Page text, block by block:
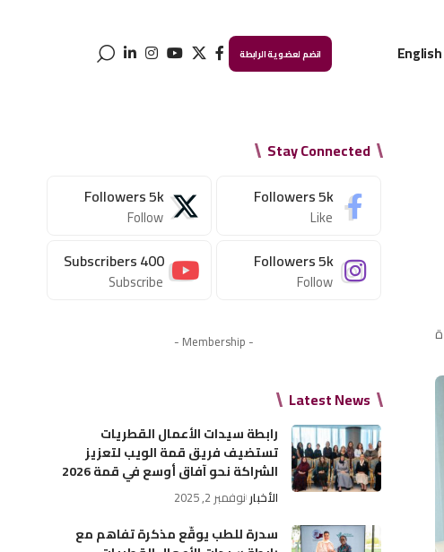
English انضم لعضوية الرابطة
Stay Connected
5k
Followers
Like
5k
Followers
Follow
5k
Followers
Follow
400
Subscribers
Subscribe
- Membership -
Latest News
رابطة سيدات الأعمال القطريات
تستضيف فريق قمة الويب لتعزيز
الشراكة نحو آفاق أوسع في قمة 2026
الأخبار نوفمبر 2, 2025
سدرة للطب يوقّع مذكرة تفاهم مع